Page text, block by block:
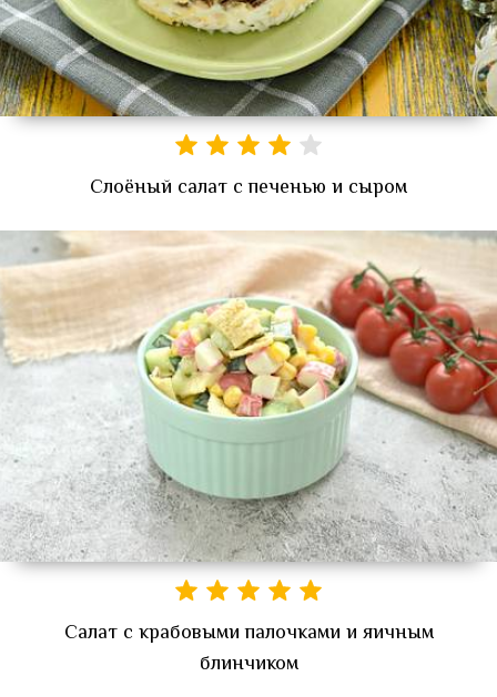
Слоёный салат с печенью и сыром
Салат с крабовыми палочками и яичным
блинчиком